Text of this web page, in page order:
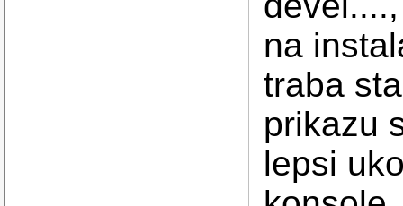
na
traba
prikazu
lepsi